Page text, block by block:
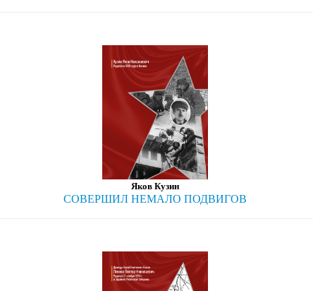
Яков Кузин
СОВЕРШИЛ НЕМАЛО ПОДВИГОВ